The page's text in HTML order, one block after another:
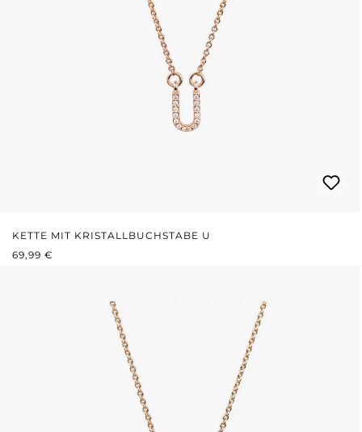
KETTE MIT KRISTALLBUCHSTABE U
REGULÄRER PREIS:
69,99 €